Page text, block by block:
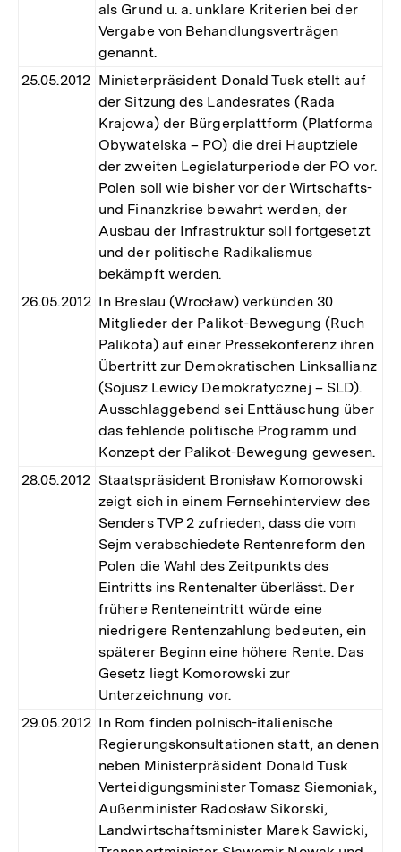
als Grund u. a. unklare Kriterien bei der
Vergabe von Behandlungsverträgen
genannt.
25.05.2012 Ministerpräsident Donald Tusk stellt auf
der Sitzung des Landesrates (Rada
Krajowa) der Bürgerplattform (Platforma
Obywatelska – PO) die drei Hauptziele
der zweiten Legislaturperiode der PO vor.
Polen soll wie bisher vor der Wirtschafts-
und Finanzkrise bewahrt werden, der
Ausbau der Infrastruktur soll fortgesetzt
und der politische Radikalismus
bekämpft werden.
26.05.2012 In Breslau (Wrocław) verkünden 30
Mitglieder der Palikot-Bewegung (Ruch
Palikota) auf einer Pressekonferenz ihren
Übertritt zur Demokratischen Linksallianz
(Sojusz Lewicy Demokratycznej – SLD).
Ausschlaggebend sei Enttäuschung über
das fehlende politische Programm und
Konzept der Palikot-Bewegung gewesen.
28.05.2012 Staatspräsident Bronisław Komorowski
zeigt sich in einem Fernsehinterview des
Senders TVP 2 zufrieden, dass die vom
Sejm verabschiedete Rentenreform den
Polen die Wahl des Zeitpunkts des
Eintritts ins Rentenalter überlässt. Der
frühere Renteneintritt würde eine
niedrigere Rentenzahlung bedeuten, ein
späterer Beginn eine höhere Rente. Das
Gesetz liegt Komorowski zur
Unterzeichnung vor.
29.05.2012 In Rom finden polnisch-italienische
Regierungskonsultationen statt, an denen
neben Ministerpräsident Donald Tusk
Verteidigungsminister Tomasz Siemoniak,
Außenminister Radosław Sikorski,
Landwirtschaftsminister Marek Sawicki,